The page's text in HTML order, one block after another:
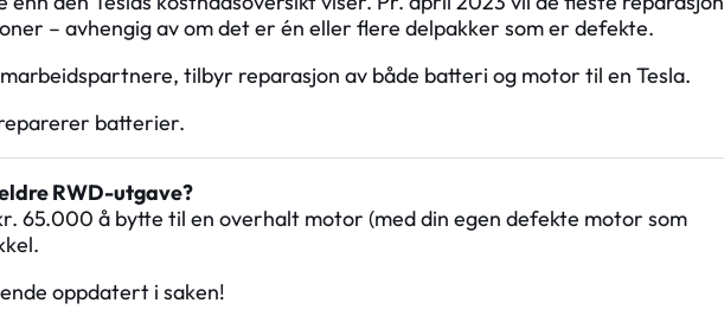
– avhengig av om det er én eller flere delpakker som er defekte.
tilbyr reparasjon av både batteri og motor til en Tesla.
batterier.
RWD-utgave?
65.000 å bytte til en overhalt motor (med din egen defekte motor som
oppdatert i saken!